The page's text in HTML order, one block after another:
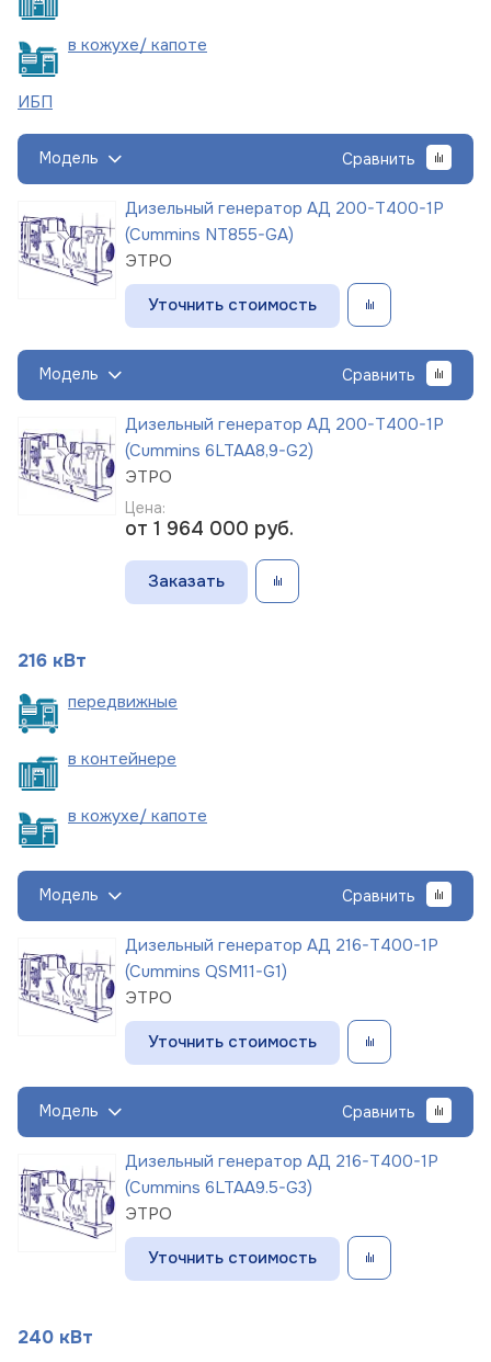
в кожухе/ капоте
ИБП
Модель Сравнить
Дизельный генератор АД 200-Т400-1Р
(Cummins NT855-GA)
ЭТРО
Уточнить стоимость
Модель Сравнить
Дизельный генератор АД 200-Т400-1Р
(Cummins 6LTAA8,9-G2)
ЭТРО
Цена:
от 1 964 000 руб.
Заказать
216 кВт
передвижные
в контейнере
в кожухе/ капоте
Модель Сравнить
Дизельный генератор АД 216-Т400-1Р
(Cummins QSM11-G1)
ЭТРО
Уточнить стоимость
Модель Сравнить
Дизельный генератор АД 216-Т400-1Р
(Cummins 6LTAA9.5-G3)
ЭТРО
Уточнить стоимость
240 кВт